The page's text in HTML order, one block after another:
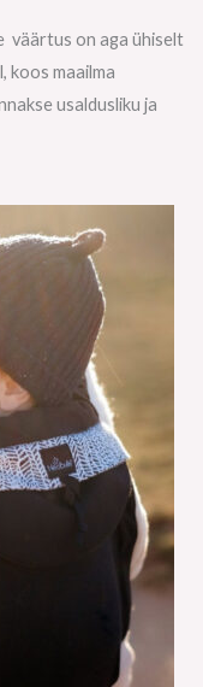
väärtus on aga ühiselt
koos maailma
usaldusliku ja